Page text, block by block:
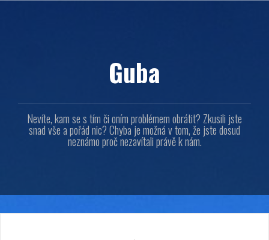
Guba
Nevíte, kam se s tím či oním problémem obrátit? Zkusili jste
snad vše a pořád nic? Chyba je možná v tom, že jste dosud
neznámo proč nezavítali právě k nám.